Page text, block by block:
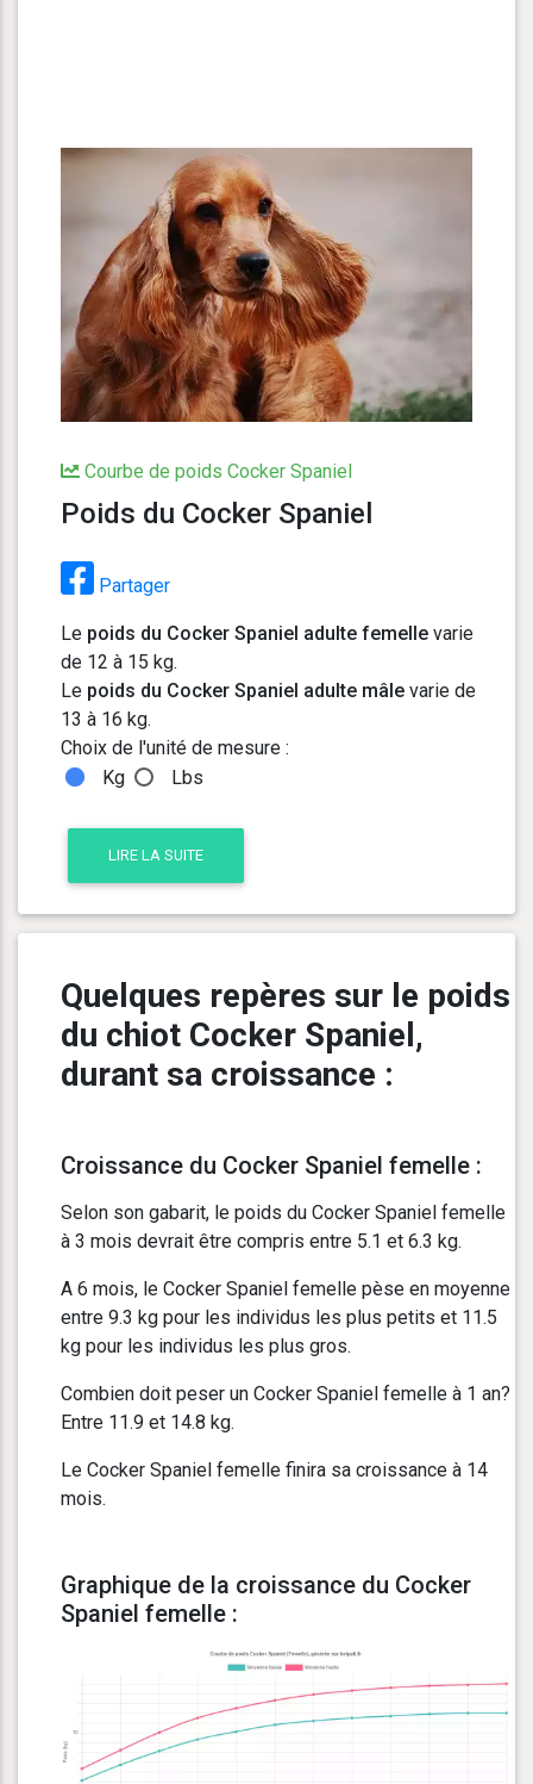
Courbe de poids Cocker Spaniel
Poids du Cocker Spaniel
Partager
Le poids du Cocker Spaniel adulte femelle varie
de 12 à 15 kg.
Le poids du Cocker Spaniel adulte mâle varie de
13 à 16 kg.
Choix de l'unité de mesure :
Kg
Lbs
LIRE LA SUITE
Quelques repères sur le poids
du chiot Cocker Spaniel,
durant sa croissance :
Croissance du Cocker Spaniel femelle :
Selon son gabarit, le poids du Cocker Spaniel femelle
à 3 mois devrait être compris entre 5.1 et 6.3 kg.
A 6 mois, le Cocker Spaniel femelle pèse en moyenne
entre 9.3 kg pour les individus les plus petits et 11.5
kg pour les individus les plus gros.
Combien doit peser un Cocker Spaniel femelle à 1 an?
Entre 11.9 et 14.8 kg.
Le Cocker Spaniel femelle finira sa croissance à 14
mois.
Graphique de la croissance du Cocker
Spaniel femelle :